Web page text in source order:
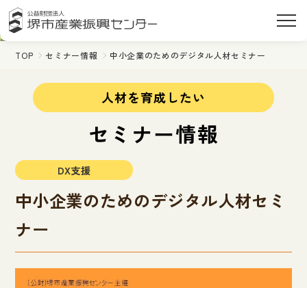
TOP セミナー情報 中小企業のためのデジタル人材セミナー
人材を育成したい
セミナー情報
DX支援
中小企業のためのデジタル人材セミ
ナー